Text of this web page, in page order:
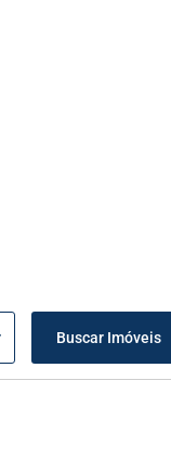
Buscar Imóveis